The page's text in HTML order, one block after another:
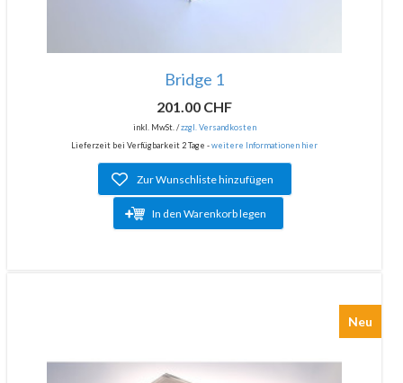
Bridge 1
201.00 CHF
inkl. MwSt. /zzgl. Versandkosten
Lieferzeit bei Verfügbarkeit 2 Tage -weitere Informationen hier
Zur Wunschliste hinzufügen
In den Warenkorb legen
Neu